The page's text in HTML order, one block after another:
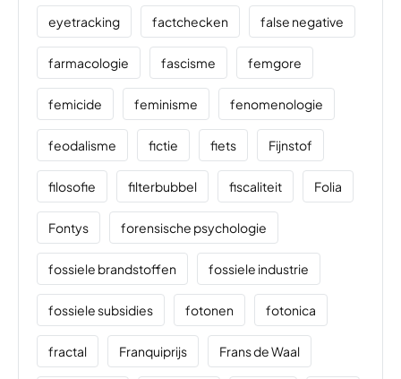
eyetracking factchecken false negative
farmacologie fascisme femgore
femicide feminisme fenomenologie
feodalisme fictie fiets Fijnstof
filosofie filterbubbel fiscaliteit Folia
Fontys forensische psychologie
fossiele brandstoffen fossiele industrie
fossiele subsidies fotonen fotonica
fractal Franquiprijs Frans de Waal